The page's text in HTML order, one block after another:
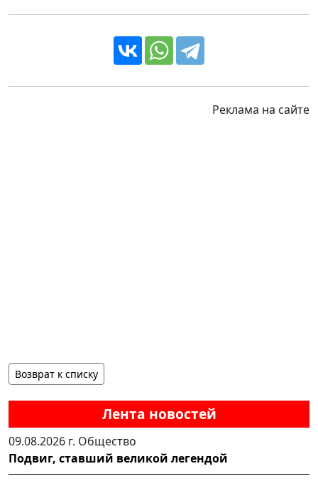
Лента новостей
09.08.2026 г. Общество
Подвиг, ставший великой легендой
Реклама на сайте
Возврат к списку